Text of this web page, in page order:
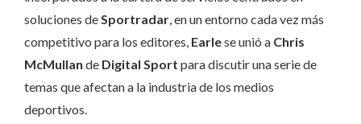
soluciones deSportradar, en un entorno cada vez más
competitivo para los editores, Earlese unió a Chris
McMullan de Digital Sport para discutir una serie de
temas que afectan a la industria de los medios
deportivos.